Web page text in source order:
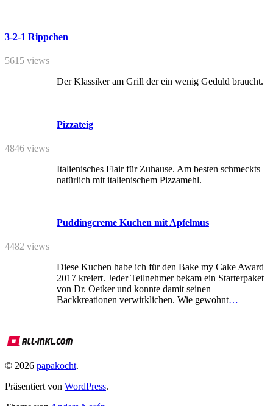
3-2-1 Rippchen
5615 views
Der Klassiker am Grill der ein wenig Geduld braucht.
Pizzateig
4846 views
Italienisches Flair für Zuhause. Am besten schmeckts
natürlich mit italienischem Pizzamehl.
Puddingcreme Kuchen mit Apfelmus
4482 views
Diese Kuchen habe ich für den Bake my Cake Award
2017 kreiert. Jeder Teilnehmer bekam ein Starterpaket
von Dr. Oetker und konnte damit seinen
Backkreationen verwirklichen. Wie gewohnt…
© 2026 papakocht.
Präsentiert von WordPress.